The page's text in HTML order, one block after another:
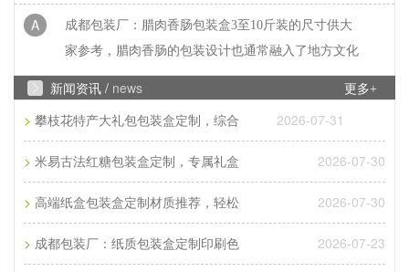
A
Q 常见彩页印刷尺寸是多少
A
印刷尺寸是多大?那常见彩页印刷尺寸是16开、8开、
32开三种，根据客户的...
Q 成都包装厂：纸质包装盒定制材质厚度选
新闻资讯 / news 更多+
> 攀枝花特产大礼包包装盒定制，综合 2026-07-31
> 米易古法红糖包装盒定制，专属礼盒 2026-07-30
> 高端纸盒包装盒定制材质推荐，轻松 2026-07-30
> 成都包装厂：纸质包装盒定制印刷色 2026-07-23